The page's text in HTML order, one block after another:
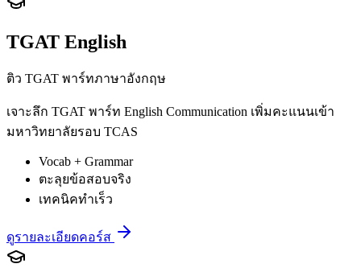
TGAT English
ติว TGAT พาร์ทภาษาอังกฤษ
เจาะลึก TGAT พาร์ท English Communication เพิ่มคะแนนเข้า
มหาวิทยาลัยรอบ TCAS
Vocab + Grammar
ตะลุยข้อสอบจริง
เทคนิคทำเร็ว
ดูรายละเอียดคอร์ส